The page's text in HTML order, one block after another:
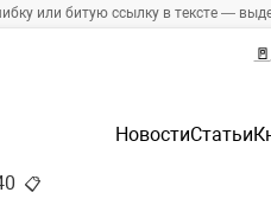
или битую ссылку в тексте —
🚪
НовостиСтатьи
📋